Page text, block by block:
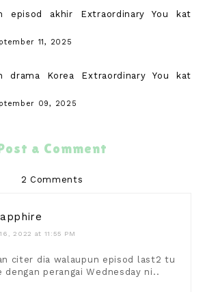
episod akhir Extraordinary You kat
11, 2025
drama Korea Extraordinary You kat
09, 2025
a Comment
2 Comments
2022 at 11:55 PM
citer dia walaupun episod last2 tu
dengan perangai Wednesday ni..